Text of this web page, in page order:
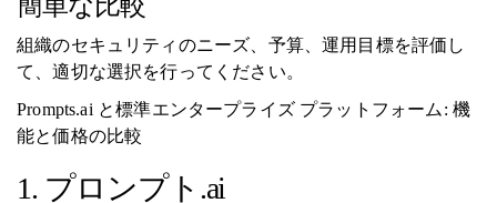
組織のセキュリティのニーズ、予算、運用目標を評価し
て、適切な選択を行ってください。
Prompts.ai と標準エンタープライズ プラットフォーム: 機
能と価格の比較
1. プロンプト.ai